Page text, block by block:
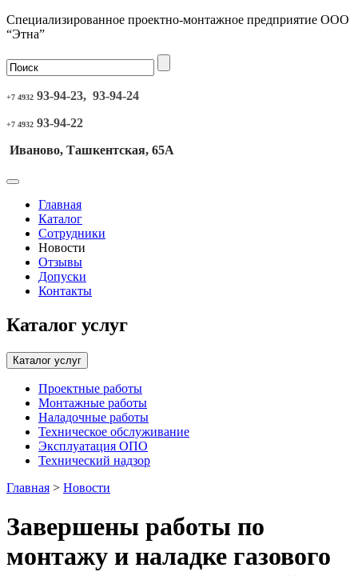
Специализированное проектно-монтажное предприятие ООО
“Этна”
+7 4932 93-94-23, 93-94-24
+7 4932 93-94-22
Иваново, Ташкентская, 65А
Главная
Каталог
Сотрудники
Новости
Отзывы
Допуски
Контакты
Каталог услуг
Каталог услуг
Проектные работы
Монтажные работы
Наладочные работы
Техническое обслуживание
Эксплуатация ОПО
Технический надзор
Главная > Новости
Завершены работы по
монтажу и наладке газового